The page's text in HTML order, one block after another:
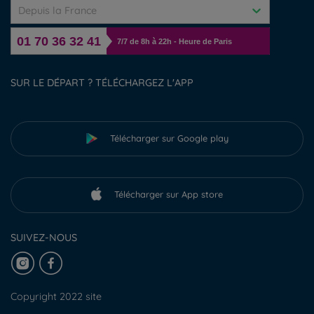
Depuis la France
01 70 36 32 41 7/7 de 8h à 22h - Heure de Paris
SUR LE DÉPART ? TÉLÉCHARGEZ L'APP
Télécharger sur Google play
Télécharger sur App store
SUIVEZ-NOUS
Copyright 2022 site